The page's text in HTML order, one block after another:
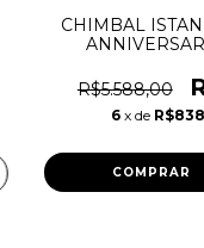
CHIMBAL
R$5.588,00
6 x de